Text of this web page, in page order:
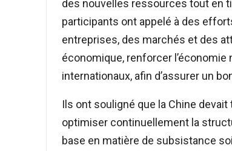
des nouvelles ressources tout en
participants ont appelé à des
entreprises, des marchés et des
économique, renforcer
internationaux, afin d’assurer un
Ils ont souligné que la Chine
optimiser continuellement la
base en matière de subsistance